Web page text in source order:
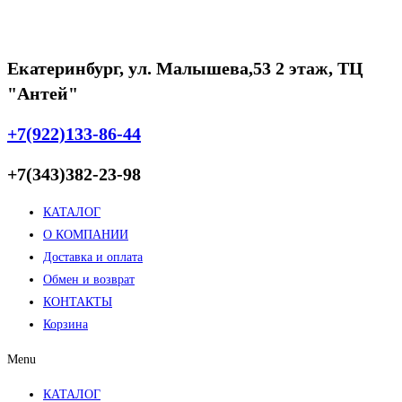
Екатеринбург, ул. Малышева,53 2 этаж, ТЦ
"Антей"
+7(922)133-86-44
+7(343)382-23-98
КАТАЛОГ
О КОМПАНИИ
Доставка и оплата
Обмен и возврат
КОНТАКТЫ
Корзина
Menu
КАТАЛОГ